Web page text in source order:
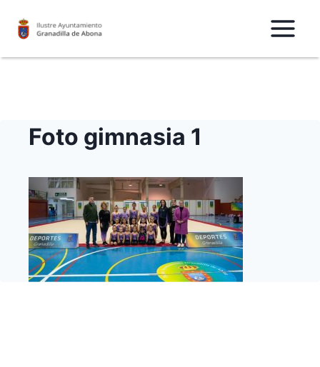
Foto gimnasia 1